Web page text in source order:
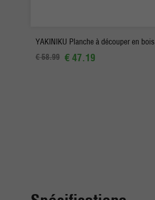
YAKINIKU Planche à découper en bois
€ 58.99 € 47.19